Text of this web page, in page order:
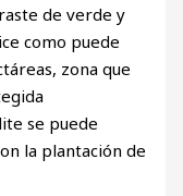
de verde y
como puede
zona que
se puede
la plantación de